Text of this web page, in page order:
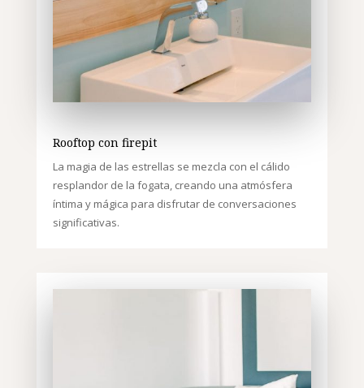
Rooftop con firepit
La magia de las estrellas se mezcla con el cálido
resplandor de la fogata, creando una atmósfera
íntima y mágica para disfrutar de conversaciones
significativas.